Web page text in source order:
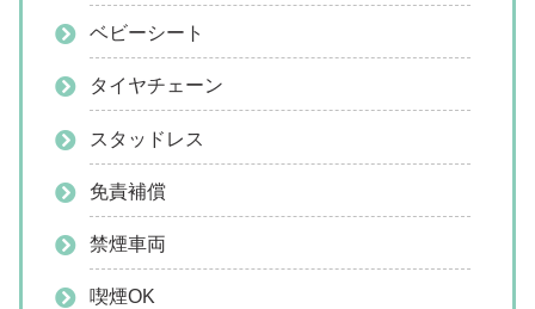
ベビーシート
タイヤチェーン
スタッドレス
免責補償
禁煙車両
喫煙OK